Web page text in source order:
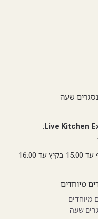
שעה
:
16:00
מיוחדים
מיוחדים
שעה